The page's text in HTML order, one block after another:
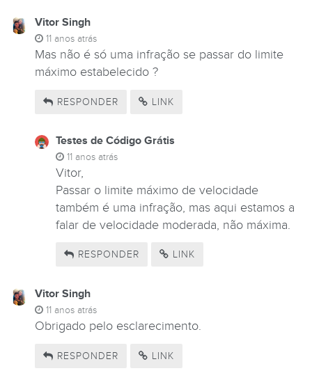
Vitor Singh
11 anos atrás
Mas não é só uma infração se passar do limite
máximo estabelecido ?
RESPONDER LINK
Testes de Código Grátis
11 anos atrás
Vitor,
Passar o limite máximo de velocidade
também é uma infração, mas aqui estamos a
falar de velocidade moderada, não máxima.
RESPONDER LINK
Vitor Singh
11 anos atrás
Obrigado pelo esclarecimento.
RESPONDER LINK